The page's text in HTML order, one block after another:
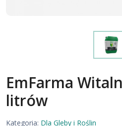
EmFarma
litrów
Kategoria: Dla Gleby i Roślin